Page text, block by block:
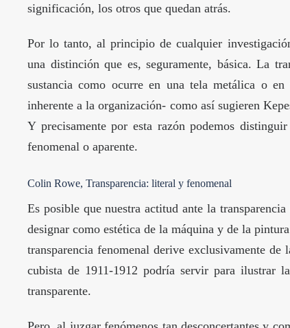
significación, los otros que quedan atrás.
Por lo tanto, al principio de cualquier
una distinción que es, seguramente, básica. La
sustancia como ocurre en una tela metálica o
inherente a la organización- como así sugieren
Y precisamente por esta razón podemos
fenomenal o aparente.
Colin Rowe, Transparencia: literal y fenomenal
Es posible que nuestra actitud ante la
designar como estética de la máquina y de la
transparencia fenomenal derive exclusivamente
cubista de 1911-1912 podría servir para ilustrar
transparente.